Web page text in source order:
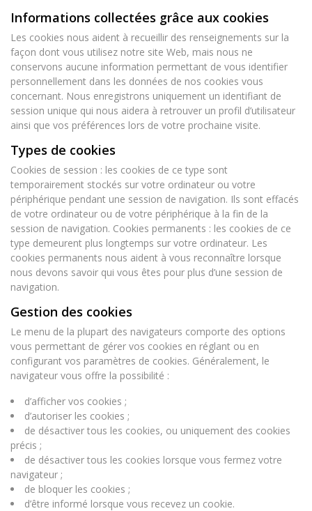
Informations collectées grâce aux cookies
Les cookies nous aident à recueillir des renseignements sur la
façon dont vous utilisez notre site Web, mais nous ne
conservons aucune information permettant de vous identifier
personnellement dans les données de nos cookies vous
concernant. Nous enregistrons uniquement un identifiant de
session unique qui nous aidera à retrouver un profil d’utilisateur
ainsi que vos préférences lors de votre prochaine visite.
Types de cookies
Cookies de session : les cookies de ce type sont
temporairement stockés sur votre ordinateur ou votre
périphérique pendant une session de navigation. Ils sont effacés
de votre ordinateur ou de votre périphérique à la fin de la
session de navigation. Cookies permanents : les cookies de ce
type demeurent plus longtemps sur votre ordinateur. Les
cookies permanents nous aident à vous reconnaître lorsque
nous devons savoir qui vous êtes pour plus d’une session de
navigation.
Gestion des cookies
Le menu de la plupart des navigateurs comporte des options
vous permettant de gérer vos cookies en réglant ou en
configurant vos paramètres de cookies. Généralement, le
navigateur vous offre la possibilité :
d’afficher vos cookies ;
d’autoriser les cookies ;
de désactiver tous les cookies, ou uniquement des cookies
précis ;
de désactiver tous les cookies lorsque vous fermez votre
navigateur ;
de bloquer les cookies ;
d’être informé lorsque vous recevez un cookie.